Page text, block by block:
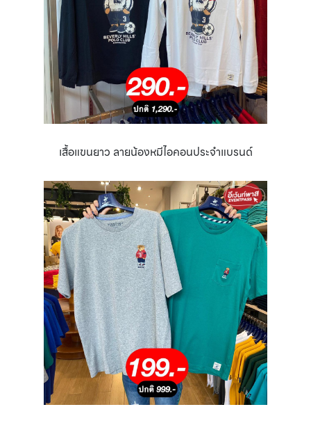
เสื้อแขนยาว ลายน้องหมีไอคอนประจำแบรนด์